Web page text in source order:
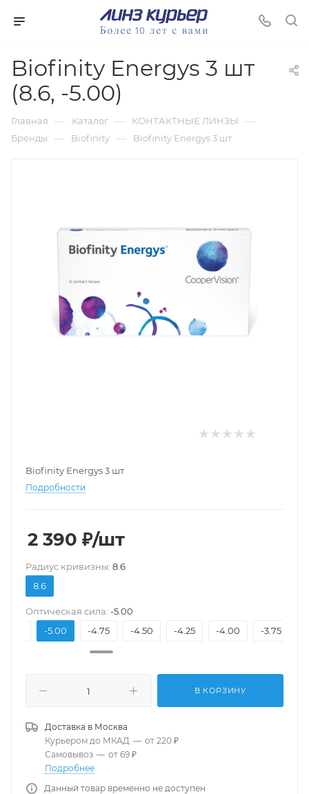
Biofinity Energys 3 шт
(8.6, -5.00)
Главная — Каталог — КОНТАКТНЫЕ ЛИНЗЫ —
Бренды — Biofinity — Biofinity Energys 3 шт
Biofinity Energys 3 шт
Подробности
2 390 ₽/шт
Pадиус кривизны: 8.6
8.6
Оптическая сила: -5.00
-5.00 -4.75 -4.50 -4.25 -4.00 -3.75
В КОРЗИНУ
Доставка в Москва
Курьером до МКАД — от 220 ₽
Самовывоз — от 69 ₽
Подробнее
Данный товар временно не доступен